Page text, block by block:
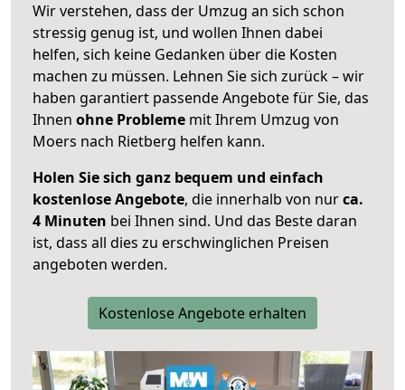
Wir verstehen, dass der Umzug an sich schon
stressig genug ist, und wollen Ihnen dabei
helfen, sich keine Gedanken über die Kosten
machen zu müssen. Lehnen Sie sich zurück – wir
haben garantiert passende Angebote für Sie, das
Ihnen ohne Probleme mit Ihrem Umzug von
Moers nach Rietberg helfen kann.
Holen Sie sich ganz bequem und einfach
kostenlose Angebote, die innerhalb von nurca.
4 Minuten bei Ihnen sind. Und das Beste daran
ist, dass all dies zu erschwinglichen Preisen
angeboten werden.
Kostenlose Angebote erhalten